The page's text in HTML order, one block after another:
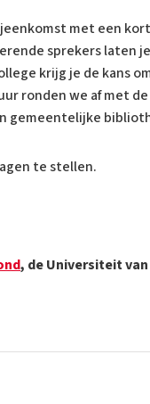
met een
sprekers laten je
krijg je de kans
ronden we af met de
gemeentelijke
te stellen.
, de Universiteit van